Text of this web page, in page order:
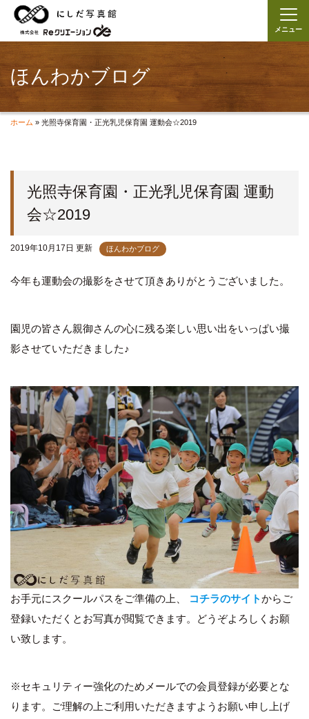
メニュー
ほんわかブログ
ホーム » 光照寺保育園・正光乳児保育園 運動会☆2019
光照寺保育園・正光乳児保育園 運動
会☆2019
2019年10月17日 更新 ほんわかブログ
今年も運動会の撮影をさせて頂きありがとうございました。
園児の皆さん親御さんの心に残る楽しい思い出をいっぱい撮
影させていただきました♪
お手元にスクールパスをご準備の上、 コチラのサイトからご
登録いただくとお写真が閲覧できます。どうぞよろしくお願
い致します。
※セキュリティー強化のためメールでの会員登録が必要とな
ります。ご理解の上ご利用いただきますようお願い申し上げ